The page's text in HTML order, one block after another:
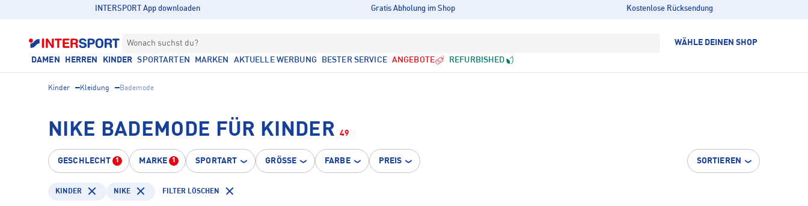
INTERSPORT App downloaden Gratis Abholung im Shop Kostenlose Rücksendung
Wonach suchst du? WÄHLE DEINEN SHOP
DAMEN HERREN KINDER SPORTARTEN MARKEN AKTUELLE WERBUNG BESTER SERVICE ANGEBOTE REFURBISHED
Kinder Kleidung Bademode
NIKE BADEMODE FÜR KINDER 49
GESCHLECHT 1 MARKE 1 SPORTART GRÖSSE FARBE PREIS SORTIEREN
KINDER NIKE FILTER LÖSCHEN